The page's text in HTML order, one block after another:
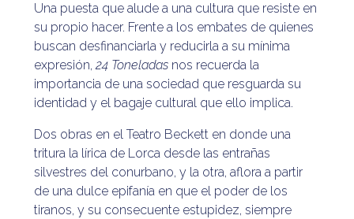
Una puesta que alude a una cultura que resiste en
su propio hacer. Frente a los embates de quienes
buscan desfinanciarla y reducirla a su mínima
expresión, 24 Toneladas nos recuerda la
importancia de una sociedad que resguarda su
identidad y el bagaje cultural que ello implica.
Dos obras en el Teatro Beckett en donde una
tritura la lírica de Lorca desde las entrañas
silvestres del conurbano, y la otra, aflora a partir
de una dulce epifanía en que el poder de los
tiranos, y su consecuente estupidez, siempre